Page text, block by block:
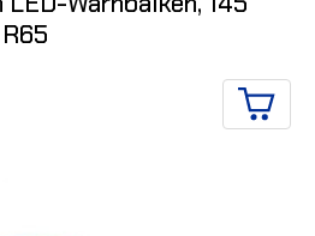
IN